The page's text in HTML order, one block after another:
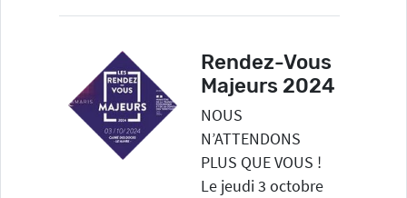
Rendez-Vous
Majeurs 2024
NOUS
N’ATTENDONS
PLUS QUE VOUS !
Le jeudi 3 octobre